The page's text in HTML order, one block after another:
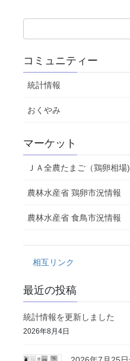
コミュニティー
統計情報
おくやみ
マーケット
ＪＡ全農たまご（鶏卵相場)
農林水産省 鶏卵市況情報
農林水産省 食鳥市況情報
相互リンク
最近の投稿
統計情報を更新しました
2026年8月4日